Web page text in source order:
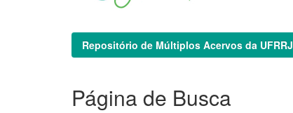
Repositório de Múltiplos Acervos da UFRRJ
Página de Busca